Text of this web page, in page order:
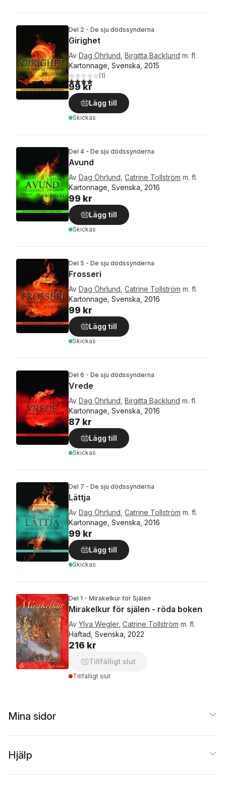
Del 2 - De sju dödssynderna
Girighet
Av Dag Öhrlund Birgitta Backlund m. fl.
Kartonnage, Svenska, 2015
4,0utav 5 stjärnor. Totalt antal röster:
(1)
99 kr
Lägg till
Skickas
Del 4 - De sju dödssynderna
Avund
Av Dag Öhrlund Catrine Tollström m. fl.
Kartonnage, Svenska, 2016
99 kr
Lägg till
Skickas
Del 5 - De sju dödssynderna
Frosseri
Av Dag Öhrlund Catrine Tollström m. fl.
Kartonnage, Svenska, 2016
99 kr
Lägg till
Skickas
Del 6 - De sju dödssynderna
Vrede
Av Dag Öhrlund Birgitta Backlund m. fl.
Kartonnage, Svenska, 2016
87 kr
Lägg till
Skickas
Del 7 - De sju dödssynderna
Lättja
Av Dag Öhrlund Catrine Tollström m. fl.
Kartonnage, Svenska, 2016
99 kr
Lägg till
Skickas
Del 1 - Mirakelkur för Själen
Mirakelkur för själen - röda boken
Av Ylva Wegler, Catrine Tollström m. fl.
Häftad, Svenska, 2022
216 kr
Tillfälligt slut
Tillfälligt slut
Mina sidor
Hjälp